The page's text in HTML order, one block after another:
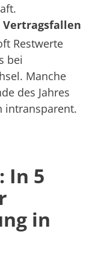
Restwerte
bei
Manche
des Jahres
intransparent.
In 5
in